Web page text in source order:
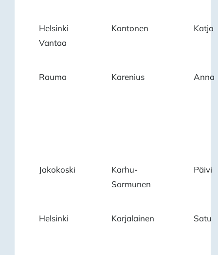
Helsinki
Vantaa
Kantonen Katja
Rauma Karenius Anna
Jakokoski
Karhu-
Sormunen
Päivi
Helsinki Karjalainen Satu